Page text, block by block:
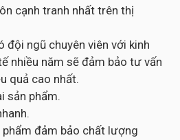
cạnh tranh nhất trên thị
đội ngũ chuyên viên với kinh
nhiều năm sẽ đảm bảo tư vấn
quả cao nhất.
sản phẩm.
đảm bảo chất lượng